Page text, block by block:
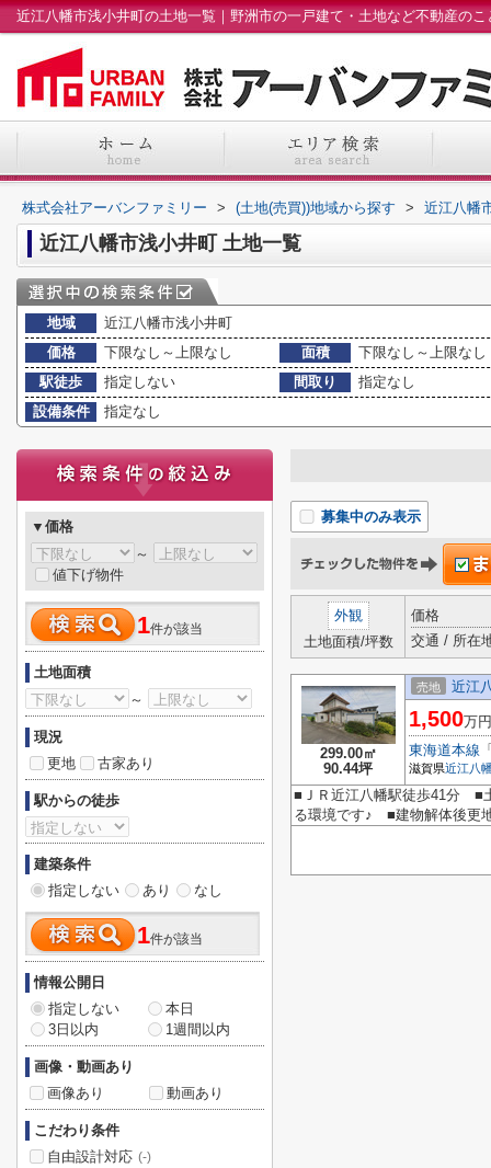
株式会社アーバンファミリー > (土地(売買))地域から探す > 近江八幡
近江八幡市浅小井町 土地一覧
地域
近江八幡市浅小井町
価格
下限なし～上限なし 面積
下限なし～上限なし
駅徒歩
指定しない 間取り
指定なし
設備条件
指定なし
募集中のみ表示
外観
土地面積/坪数
価格
交通 / 所在
299.00㎡
90.44坪
売地 近江
1,500万円
東海道本線
滋賀県近江八
■ＪＲ近江八幡駅徒歩41分 ■
る環境です♪ ■建物解体後更
▼価格
～
値下げ物件
1件が該当
土地面積
～
現況
更地
古家あり
駅からの徒歩
建築条件
指定しない
あり なし
1件が該当
情報公開日
指定しない
本日
3日以内
1週間以内
画像・動画あり
画像あり
動画あり
こだわり条件
自由設計対応 (-)